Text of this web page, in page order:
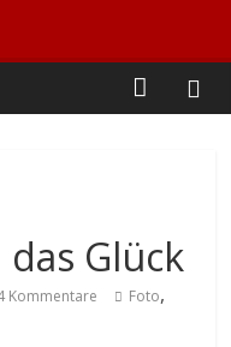
Glück
Kommentare Foto,